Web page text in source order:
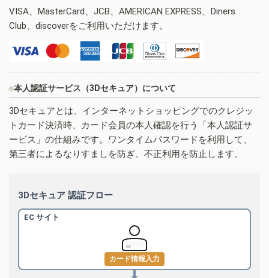
VISA、MasterCard、JCB、AMERICAN EXPRESS、Diners
Club、discoverをご利用いただけます。
本人認証サービス（3Dセキュア）について
3Dセキュアとは、インターネットショッピングでのクレジッ
トカード決済時、カード会員の本人確認を行う「本人認証サ
ービス」の仕組みです。ワンタイムパスワードを利用して、
第三者によるなりすましを防ぎ、不正利用を防止します。
3Dセキュア 認証フロー
EC サイト
カード情報入力